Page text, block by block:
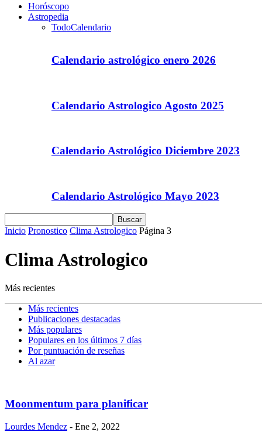
Horóscopo
Astropedia
TodoCalendario
Calendario astrológico enero 2026
Calendario Astrologico Agosto 2025
Calendario Astrológico Diciembre 2023
Calendario Astrológico Mayo 2023
Inicio Pronostico Clima Astrologico Página 3
Clima Astrologico
Más recientes
Más recientes
Publicaciones destacadas
Más populares
Populares en los últimos 7 días
Por puntuación de reseñas
Al azar
Moonmentum para planificar
Lourdes Mendez - Ene 2, 2022